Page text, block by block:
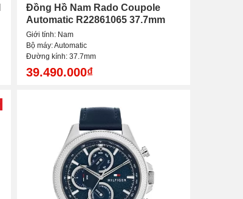
Đồng Hồ Nam Rado Coupole
Automatic R22861065 37.7mm
Giới tính: Nam
Bộ máy: Automatic
Đường kính: 37.7mm
39.490.000₫